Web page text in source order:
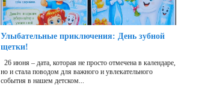
Улыбательные приключения: День зубной
щетки!
26 июня – дата, которая не просто отмечена в календаре,
но и стала поводом для важного и увлекательного
события в нашем детском...